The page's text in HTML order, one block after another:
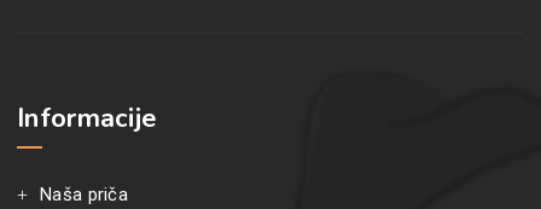
Informacije
Naša priča